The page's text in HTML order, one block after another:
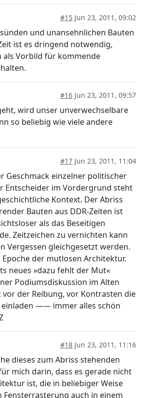
#15 Jun 23, 2011, 09:02
und unansehnlichen Bauten
ist es dringend notwendig,
als Vorbild für kommende
#16 Jun 23, 2011, 09:57
wird unser unverwechselbare
so beliebig wie viele andere
#17 Jun 23, 2011, 11:04
Geschmack einzelner politischer
Entscheider im Vordergrund steht
Kontext. Der Abriss
Bauten aus DDR-Zeiten ist
als das Beseitigen
Zeitzeichen zu vernichten kann
Vergessen gleichgesetzt werden.
der mutlosen Architektur.
neues »dazu fehlt der Mut«
Podiumsdiskussion im Alten
vor der Reibung, vor Kontrasten die
einladen —— immer alles schön
#18 Jun 23, 2011, 11:16
dieses zum Abriss stehenden
mich darin, dass es gerade nicht
ist, die in beliebiger Weise
Fensterrasterung auch in einem